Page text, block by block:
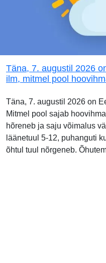
Täna, 7. augustil 2026
ilm, mitmel pool
Täna, 7. augustil 2026 on
Mitmel pool sajab
hõreneb ja saju võimalus
läänetuul 5-12, puhanguti
õhtul tuul nõrgeneb.